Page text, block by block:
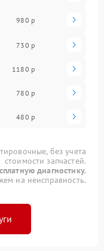
980 р
730 р
1180 р
780 р
480 р
без учета
стоимости запчастей.
диагностику.
на неисправность.